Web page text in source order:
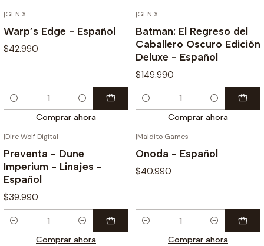
|GEN X
Warp’s Edge - Español
$42.990
Cantidad
Comprar ahora
|GEN X
Batman: El Regreso del
Caballero Oscuro Edición
Deluxe - Español
$149.990
Cantidad
Comprar ahora
|Dire Wolf Digital
Preventa - Dune
Imperium - Linajes -
Español
$39.990
Cantidad
Comprar ahora
|Maldito Games
Onoda - Español
$40.990
Cantidad
Comprar ahora